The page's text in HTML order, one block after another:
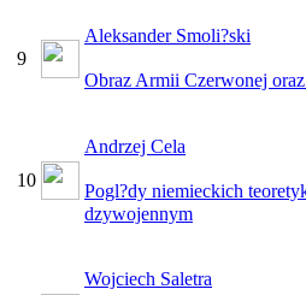
9
Aleksander Smoli?ski
Obraz Armii Czerwonej
10
Andrzej Cela
Pogl?dy niemieckich
dzywojennym
Wojciech Saletra